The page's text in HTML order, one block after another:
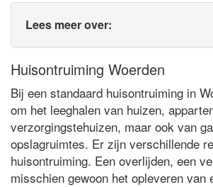
Lees meer over:
Huisontruiming Woerden
Bij een standaard huisontruiming in
om het leeghalen van huizen,
verzorgingstehuizen, maar ook van
opslagruimtes. Er zijn verschillende
huisontruiming. Een overlijden, een
misschien gewoon het opleveren van